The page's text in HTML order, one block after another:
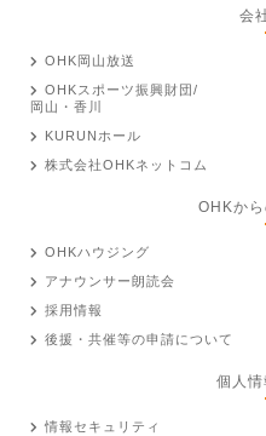
会
OHK岡山放送
OHKスポーツ振興財団/
岡山・香川
KURUNホール
株式会社OHKネットコム
OHKか
OHKハウジング
アナウンサー朗読会
採用情報
後援・共催等の申請について
個人情
情報セキュリティ